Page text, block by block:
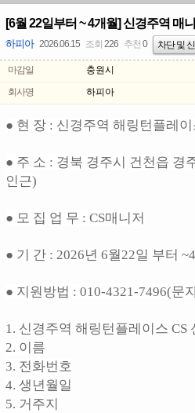
[6월 22일부터 ~ 4개월] 신경주역 매
하피아 2026.06.15 조회 226 추천 0 차단 및
마감일
충원시
회사명
하피아
● 현 장 : 신경주역 해링턴플레이
● 주 소 : 경북 경주시 건천읍 경
인근)
● 모 집 업 무 : CS매니저
● 기 간 : 2026년 6월22일 부터
● 지원방법 : 010-4321-7496(문
1. 신경주역 해링턴플레이스 CS
2. 이름
3. 전화번호
4. 생년월일
5. 거주지